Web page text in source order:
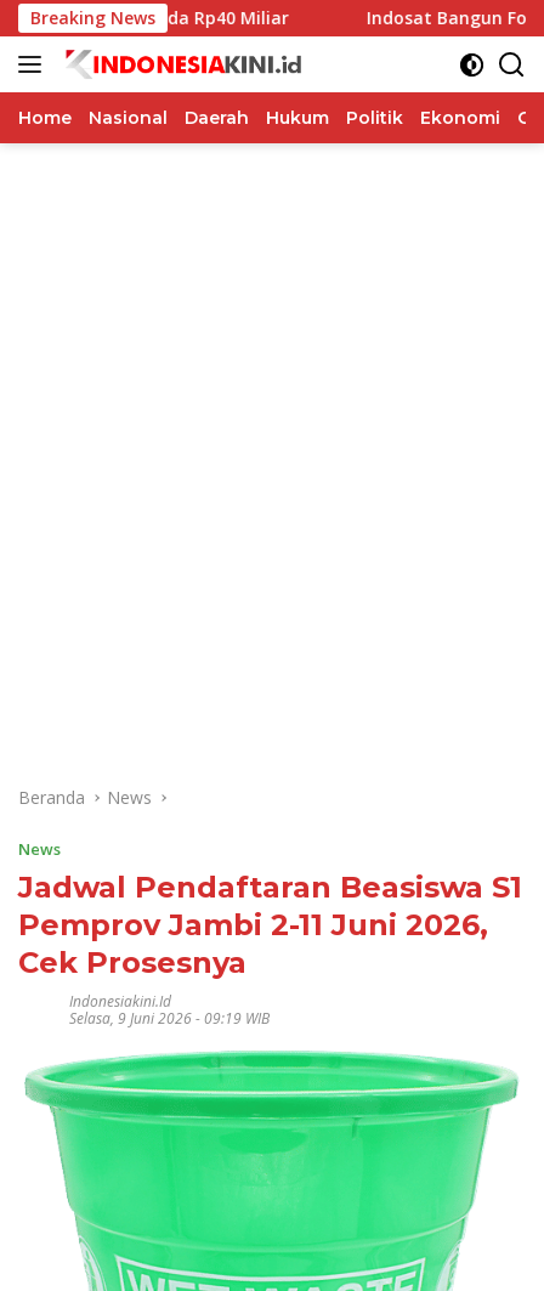
Langsung
ke
konten
Breaking News
Pilkada Rp40 Miliar Indosat Bangun Fondasi
Home Nasional Daerah Hukum Politik Ekonomi
Beranda News
News
Jadwal Pendaftaran Beasiswa S1
Pemprov Jambi 2-11 Juni 2026,
Cek Prosesnya
Indonesiakini.id
Selasa, 9 Juni 2026 - 09:19 WIB